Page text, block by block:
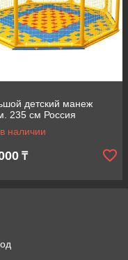
детский манеж
235 см Россия
наличии
₸